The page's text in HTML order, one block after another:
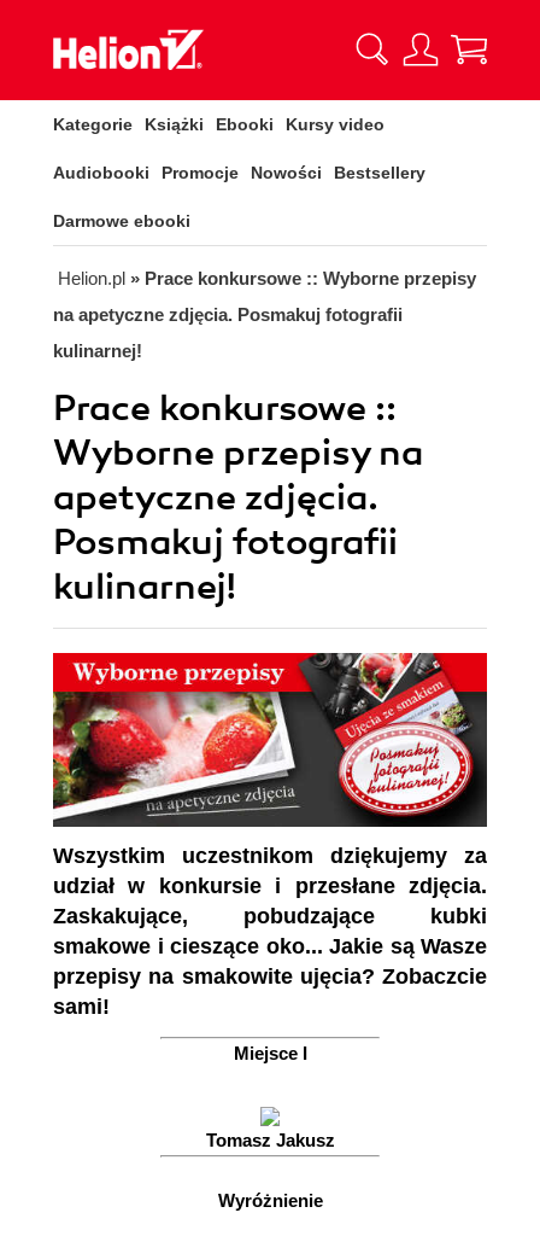
Kategorie Książki Ebooki Kursy video
Audiobooki Promocje Nowości Bestsellery
Darmowe ebooki
Helion.pl » Prace konkursowe :: Wyborne przepisy
na apetyczne zdjęcia. Posmakuj fotografii
kulinarnej!
Prace konkursowe ::
Wyborne przepisy na
apetyczne zdjęcia.
Posmakuj fotografii
kulinarnej!
Wszystkim uczestnikom dziękujemy za
udział w konkursie i przesłane zdjęcia.
Zaskakujące, pobudzające kubki
smakowe i cieszące oko... Jakie są Wasze
przepisy na smakowite ujęcia? Zobaczcie
sami!
Miejsce I
Tomasz Jakusz
Wyróżnienie